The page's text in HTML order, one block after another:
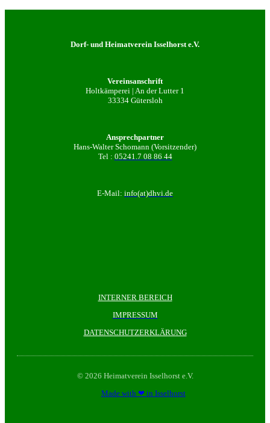
Dorf- und Heimatverein Isselhorst e.V.
Vereinsanschrift
Holtkämperei | An der Lutter 1
33334 Gütersloh
Ansprechpartner
Hans-Walter Schomann (Vorsitzender)
Tel : 05241.7 08 86 44
E-Mail: info(at)dhvi.de
INTERNER BEREICH
IMPRESSUM
DATENSCHUTZERKLÄRUNG
© 2026 Heimatverein Isselhorst e.V.
Made with ❤ in Isselhorst